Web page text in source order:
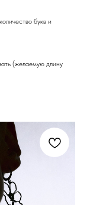
букв и
(желаемую длину